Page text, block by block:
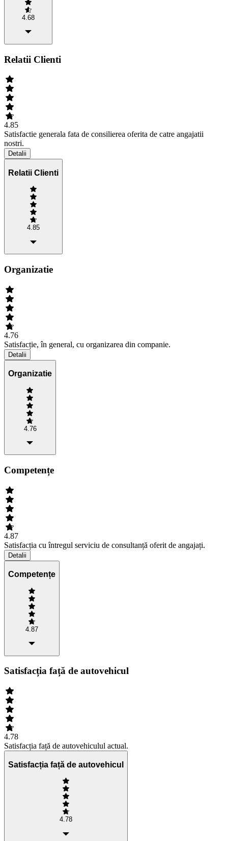
4.68
Relatii Clienti
4.85
Satisfactie generala fata de consilierea oferita de catre angajatii
nostri.
Detalii
Relatii Clienti
4.85
Organizatie
4.76
Satisfacție, în general, cu organizarea din companie.
Detalii
Organizatie
4.76
Competențe
4.87
Satisfacția cu întregul serviciu de consultanță oferit de angajați.
Detalii
Competențe
4.87
Satisfacția față de autovehicul
4.78
Satisfacția față de autovehiculul actual.
Satisfacția față de autovehicul
4.78